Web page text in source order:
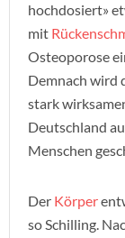
hochdosiert»
mit
Osteoporose
Demnach wird
stark
Deutschland
Menschen
Der Körper
so Schilling.